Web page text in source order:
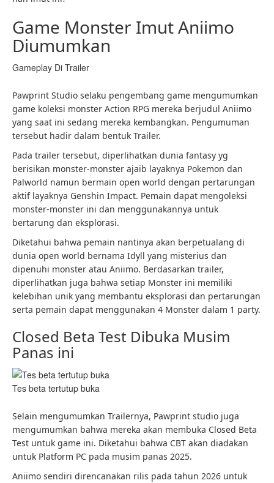
Game Monster Imut Aniimo
Diumumkan
Gameplay Di Trailer
Pawprint Studio selaku pengembang game mengumumkan
game koleksi monster Action RPG mereka berjudul Aniimo
yang saat ini sedang mereka kembangkan. Pengumuman
tersebut hadir dalam bentuk Trailer.
Pada trailer tersebut, diperlihatkan dunia fantasy yg
berisikan monster-monster ajaib layaknya Pokemon dan
Palworld namun bermain open world dengan pertarungan
aktif layaknya Genshin Impact. Pemain dapat mengoleksi
monster-monster ini dan menggunakannya untuk
bertarung dan eksplorasi.
Diketahui bahwa pemain nantinya akan berpetualang di
dunia open world bernama Idyll yang misterius dan
dipenuhi monster atau Aniimo. Berdasarkan trailer,
diperlihatkan juga bahwa setiap Monster ini memiliki
kelebihan unik yang membantu eksplorasi dan pertarungan
serta pemain dapat menggunakan 4 Monster dalam 1 party.
Closed Beta Test Dibuka Musim
Panas ini
Tes beta tertutup buka
Selain mengumumkan Trailernya, Pawprint studio juga
mengumumkan bahwa mereka akan membuka Closed Beta
Test untuk game ini. Diketahui bahwa CBT akan diadakan
untuk Platform PC pada musim panas 2025.
Aniimo sendiri direncanakan rilis pada tahun 2026 untuk